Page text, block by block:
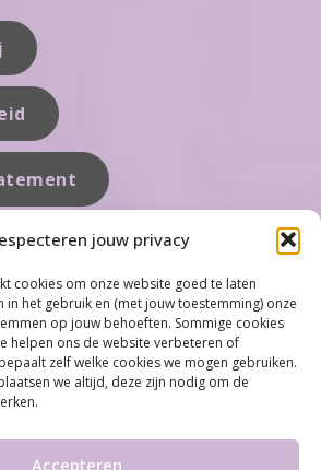
jouw privacy
cookies om onze website goed te laten
in het gebruik en (met jouw toestemming) onze
op jouw behoeften. Sommige cookies
helpen ons de website verbeteren of
zelf welke cookies we mogen gebruiken.
we altijd, deze zijn nodig om de
Accepteren
organisatie die zich inzet op het gebied
bij vrouwen. Met ruim 100 locaties
tot één van de grootste organisaties op dit